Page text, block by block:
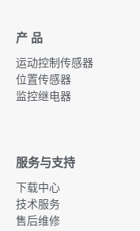
产 品
运动控制传感器
位置传感器
监控继电器
服务与支持
下载中心
技术服务
售后维修